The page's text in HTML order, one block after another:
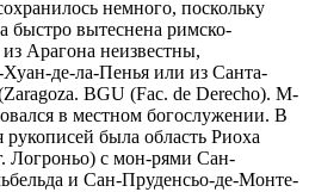
немного, поскольку
быстро вытеснена римско-
Арагона неизвестны,
де-ла-Пенья или из Санта-
BGU (Fac. de Derecho). M-
в местном богослужении. В
была область Риоха
Логроньо) с мон-рями Сан-
и Сан-Пруденсьо-де-Монте-